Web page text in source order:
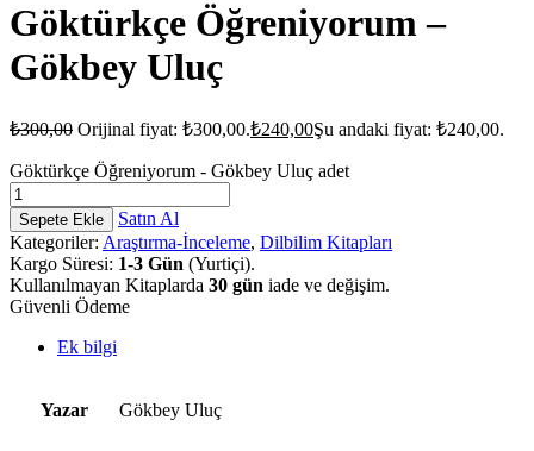
Göktürkçe Öğreniyorum –
Gökbey Uluç
₺300,00 Orijinal fiyat: ₺300,00.₺240,00Şu andaki fiyat: ₺240,00.
Göktürkçe Öğreniyorum - Gökbey Uluç adet
Sepete Ekle
Satın Al
Kategoriler: Araştırma-İnceleme, Dilbilim Kitapları
Kargo Süresi: 1-3 Gün (Yurtiçi).
Kullanılmayan Kitaplarda 30 gün iade ve değişim.
Güvenli Ödeme
Ek bilgi
Yazar Gökbey Uluç